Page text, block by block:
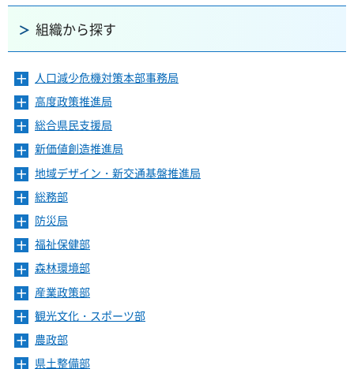
組織から探す
メ
ニ
ュ
ー
を
開
き
ま
す
人口減少危機対策本部事務局
メ
ニ
ュ
ー
を
開
き
ま
す
高度政策推進局
メ
ニ
ュ
ー
を
開
き
ま
す
総合県民支援局
メ
ニ
ュ
ー
を
開
き
ま
す
新価値創造推進局
メ
ニ
ュ
ー
を
開
き
ま
す
地域デザイン・新交通基盤推進局
メ
ニ
ュ
ー
を
開
き
ま
す
総務部
メ
ニ
ュ
ー
を
開
き
ま
す
防災局
メ
ニ
ュ
ー
を
開
き
ま
す
福祉保健部
メ
ニ
ュ
ー
を
開
き
森林環境部
メ
ニ
ュ
ー
を
産業政策部
メ
ニ
ュ
ー
観光文化・スポーツ部
メ
ニ
農政部
メ
県土整備部